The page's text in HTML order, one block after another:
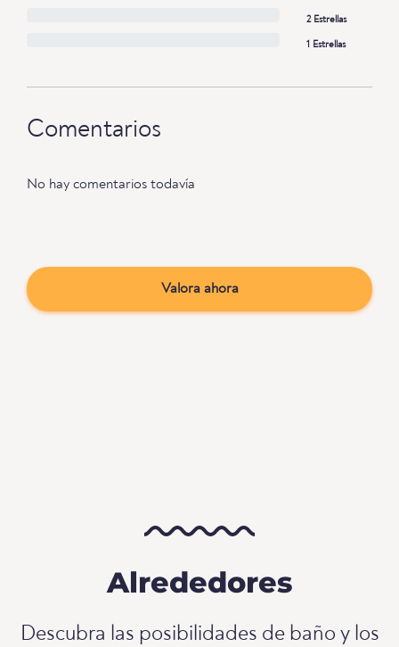
2 Estrellas
1 Estrellas
Comentarios
No hay comentarios todavía
Valora ahora
Alrededores
Descubra las posibilidades de baño y los